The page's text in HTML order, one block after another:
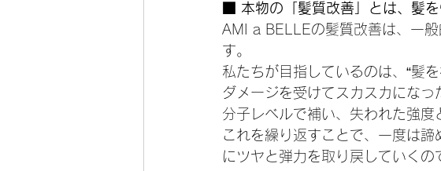
■ 本物の「髪質改善」とは、髪
AMI a BELLEの髪質改善は、一
す。
私たちが目指しているのは、“髪
ダメージを受けてスカスカにな
分子レベルで補い、失われた強度
これを繰り返すことで、一度は諦
にツヤと弾力を取り戻していくの